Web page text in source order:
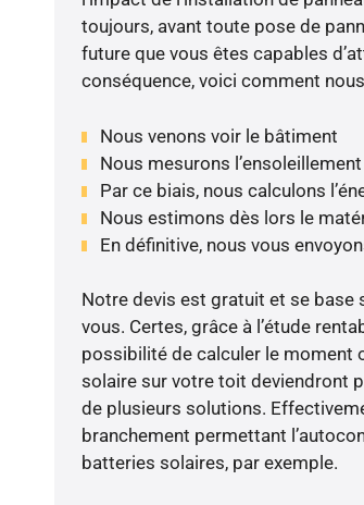
toujours, avant toute pose de
future que vous êtes capables
conséquence, voici comment
Nous venons voir le bâtiment
Nous mesurons
Par ce biais, nous calculons
Nous estimons dès lors le
En définitive, nous vous
Notre devis est gratuit et se base
vous. Certes, grâce à l’étude
possibilité de calculer le moment
solaire sur votre toit deviendront
de plusieurs solutions.
branchement permettant
batteries solaires, par exemple.